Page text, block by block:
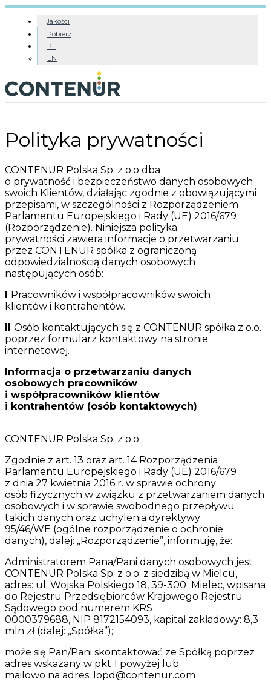
Jakości
Pobierz
PL
EN
Polityka prywatności
CONTENUR Polska Sp. z o.o dba
o prywatność i bezpieczeństwo danych osobowych
swoich Klientów, działając zgodnie z obowiązującymi
przepisami, w szczególności z Rozporządzeniem
Parlamentu Europejskiego i Rady (UE) 2016/679
(Rozporządzenie). Niniejsza polityka
prywatności zawiera informacje o przetwarzaniu
przez CONTENUR spółka z ograniczoną
odpowiedzialnością danych osobowych
następujących osób:
Pracowników i współpracowników swoich
klientów i kontrahentów.
Osób kontaktujących się z CONTENUR spółka z o.o.
poprzez formularz kontaktowy na stronie
internetowej.
Informacja o przetwarzaniu danych
osobowych pracowników
i współpracowników klientów
i kontrahentów (osób kontaktowych)
CONTENUR Polska Sp. z o.o
Zgodnie z art. 13 oraz art. 14 Rozporządzenia
Parlamentu Europejskiego i Rady (UE) 2016/679
z dnia 27 kwietnia 2016 r. w sprawie ochrony
osób fizycznych w związku z przetwarzaniem danych
osobowych i w sprawie swobodnego przepływu
takich danych oraz uchylenia dyrektywy
95/46/WE (ogólne rozporządzenie o ochronie
danych), dalej: „Rozporządzenie”, informuję, że:
Administratorem Pana/Pani danych osobowych jest
CONTENUR Polska Sp. z o.o. z siedzibą w Mielcu,
adres: ul. Wojska Polskiego 18, 39-300
Mielec, wpisana
do Rejestru Przedsiębiorców Krajowego Rejestru
Sądowego pod numerem KRS
0000379688, NIP 8172154093, kapitał zakładowy: 8,3
mln zł (dalej: „Spółka”);
może się Pan/Pani skontaktować ze Spółką poprzez
adres wskazany w pkt 1 powyżej lub
mailowo na adres: lopd@contenur.com